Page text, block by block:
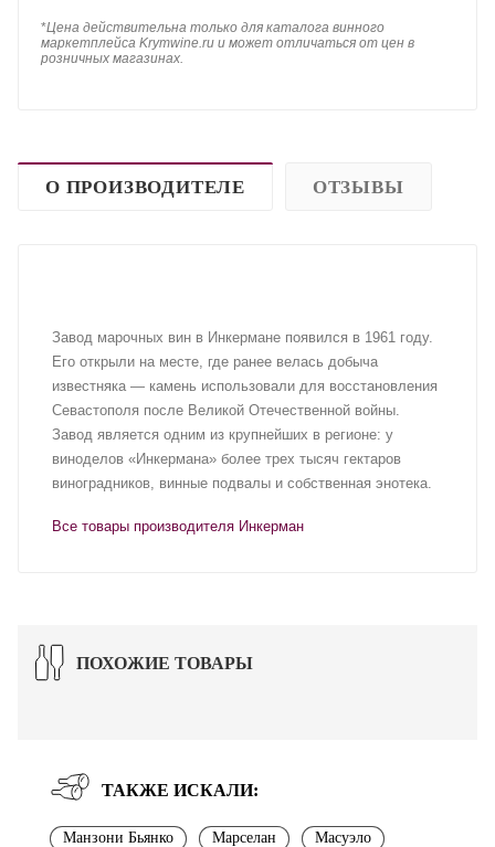
*Цена действительна только для каталога винного
маркетплейса Krymwine.ru и может отличаться от цен в
розничных магазинах.
О ПРОИЗВОДИТЕЛЕ ОТЗЫВЫ
Завод марочных вин в Инкермане появился в 1961 году.
Его открыли на месте, где ранее велась добыча
известняка — камень использовали для восстановления
Севастополя после Великой Отечественной войны.
Завод является одним из крупнейших в регионе: у
виноделов «Инкермана» более трех тысяч гектаров
виноградников, винные подвалы и собственная энотека.
Все товары производителя Инкерман
ПОХОЖИЕ ТОВАРЫ
ТАКЖЕ ИСКАЛИ:
Манзони Бьянко Марселан
Масуэло